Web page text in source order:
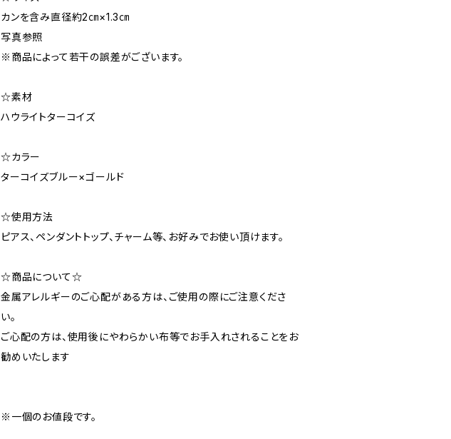
カンを含み直径約2㎝×1.3㎝
写真参照
※商品によって若干の誤差がございます。
☆素材
ハウライトターコイズ
☆カラー
ターコイズブルー×ゴールド
☆使用方法
ピアス、ペンダントトップ、チャーム等、お好みでお使い頂けます。
☆商品について☆
金属アレルギーのご心配がある方は、ご使用の際にご注意くださ
い。
ご心配の方は、使用後にやわらかい布等でお手入れされることをお
勧めいたします
※一個のお値段です。